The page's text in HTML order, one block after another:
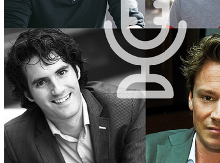
Prinsjesdag
Technologie & Innovatie
Toekomst van werk
Trendwatchers
WK & EK Voetbal
Zorg